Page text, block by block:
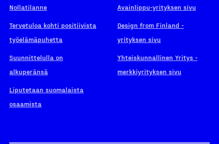
Nollatilanne
Tervetuloa kohti positiivista
työelämäpuhetta
Suunnittelulla on
alkuperänsä
Liputetaan suomalaista
osaamista
Avainlippu-yrityksen sivu
Design from Finland -
yrityksen sivu
Yhteiskunnallinen Yritys -
merkkiyrityksen sivu